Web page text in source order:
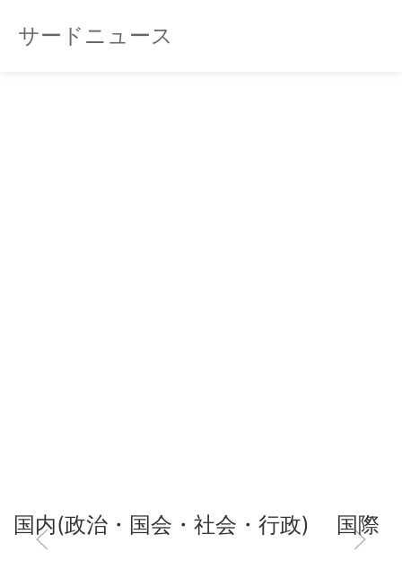
サードニュース
国内(政治・国会・社会・行政) 国際